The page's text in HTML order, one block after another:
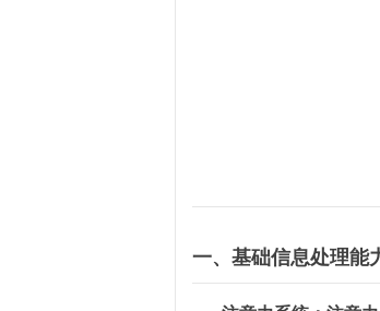
一、基础信息处理能